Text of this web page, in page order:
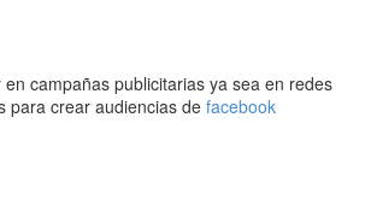
campañas publicitarias ya sea en redes
para crear audiencias de facebook